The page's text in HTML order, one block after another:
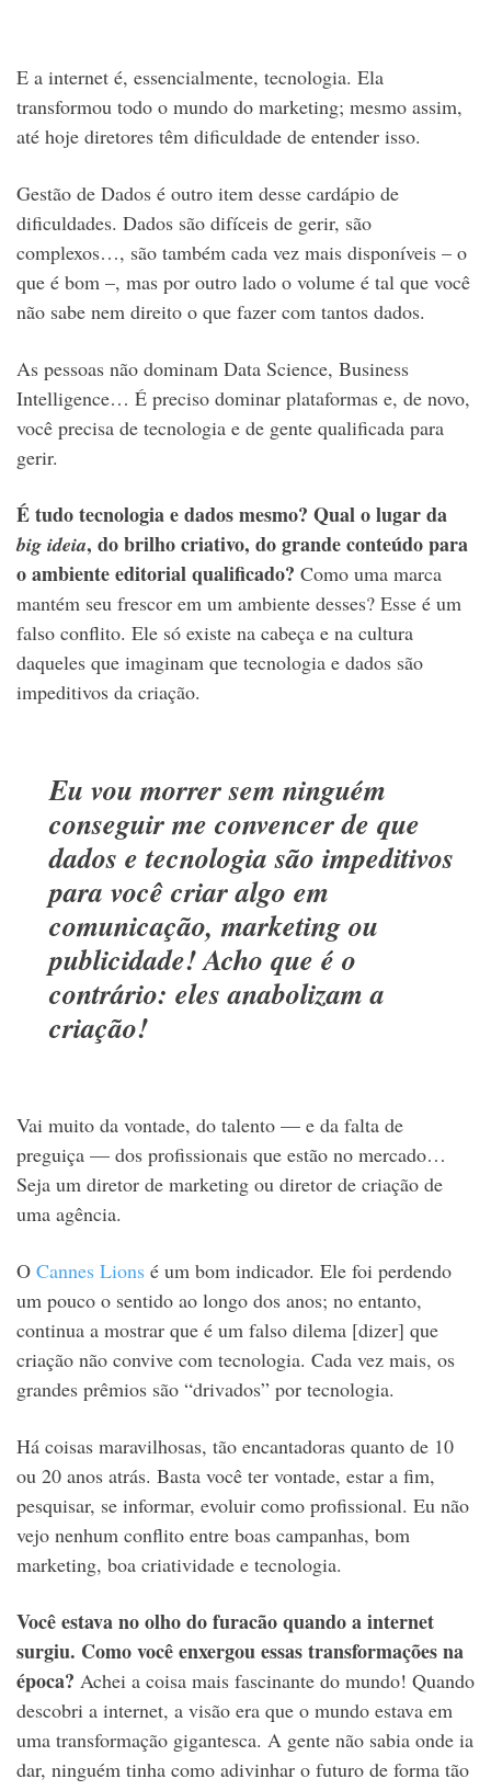
E a internet é, essencialmente, tecnologia. Ela
transformou todo o mundo do marketing; mesmo assim,
até hoje diretores têm dificuldade de entender isso.
Gestão de Dados é outro item desse cardápio de
dificuldades. Dados são difíceis de gerir, são
complexos…, são também cada vez mais disponíveis – o
que é bom –, mas por outro lado o volume é tal que você
não sabe nem direito o que fazer com tantos dados.
As pessoas não dominam Data Science, Business
Intelligence… É preciso dominar plataformas e, de novo,
você precisa de tecnologia e de gente qualificada para
gerir.
É tudo tecnologia e dados mesmo? Qual o lugar da
big ideia, do brilho criativo, do grande conteúdo para
o ambiente editorial qualificado? Como uma marca
mantém seu frescor em um ambiente desses? Esse é um
falso conflito. Ele só existe na cabeça e na cultura
daqueles que imaginam que tecnologia e dados são
impeditivos da criação.
Eu vou morrer sem ninguém
conseguir me convencer de que
dados e tecnologia são impeditivos
para você criar algo em
comunicação, marketing ou
publicidade! Acho que é o
contrário: eles anabolizam a
criação!
Vai muito da vontade, do talento — e da falta de
preguiça — dos profissionais que estão no mercado…
Seja um diretor de marketing ou diretor de criação de
uma agência.
O Cannes Lions é um bom indicador. Ele foi perdendo
um pouco o sentido ao longo dos anos; no entanto,
continua a mostrar que é um falso dilema [dizer] que
criação não convive com tecnologia. Cada vez mais, os
grandes prêmios são “drivados” por tecnologia.
Há coisas maravilhosas, tão encantadoras quanto de 10
ou 20 anos atrás. Basta você ter vontade, estar a fim,
pesquisar, se informar, evoluir como profissional. Eu não
vejo nenhum conflito entre boas campanhas, bom
marketing, boa criatividade e tecnologia.
Você estava no olho do furacão quando a internet
surgiu. Como você enxergou essas transformações na
época? Achei a coisa mais fascinante do mundo! Quando
descobri a internet, a visão era que o mundo estava em
uma transformação gigantesca. A gente não sabia onde ia
dar, ninguém tinha como adivinhar o futuro de forma tão